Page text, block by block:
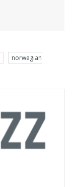
norwegian